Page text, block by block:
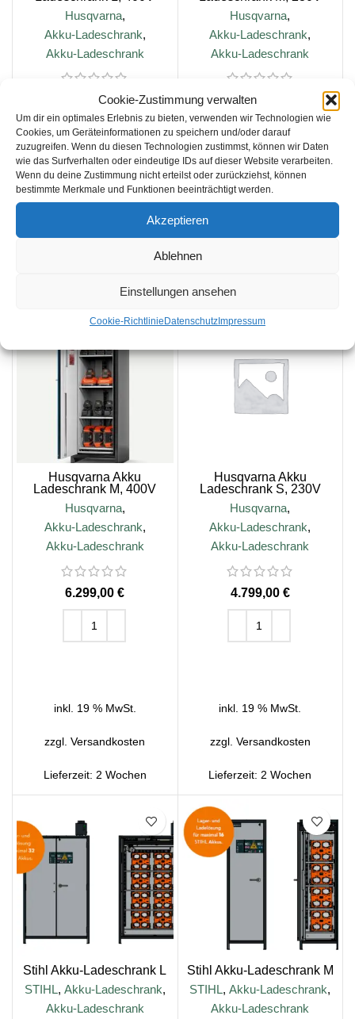
Cookie-Zustimmung verwalten
Um dir ein optimales Erlebnis zu bieten, verwenden wir Technologien wie
Cookies, um Geräteinformationen zu speichern und/oder darauf
zuzugreifen. Wenn du diesen Technologien zustimmst, können wir Daten
wie das Surfverhalten oder eindeutige IDs auf dieser Website verarbeiten.
Wenn du deine Zustimmung nicht erteilst oder zurückziehst, können
bestimmte Merkmale und Funktionen beeinträchtigt werden.
Akzeptieren
Ablehnen
Einstellungen ansehen
Cookie-Richtlinie Datenschutz Impressum
Husqvarna,
Akku-Ladeschrank,
Akku-Ladeschrank
€
IN DEN WARENKORB
Husqvarna,
Akku-Ladeschrank,
Akku-Ladeschrank
IN DEN WARENKORB
Husqvarna Akku
Ladeschrank M, 400V
Husqvarna,
Akku-Ladeschrank,
Akku-Ladeschrank
€
inkl. 19 % MwSt.
zzgl.Versandkosten
Lieferzeit: 2 Wochen
Husqvarna Akku
Ladeschrank S, 230V
Husqvarna,
Akku-Ladeschrank,
Akku-Ladeschrank
€
inkl. 19 % MwSt.
zzgl. Versandkosten
Lieferzeit:2 Wochen
Stihl Akku-Ladeschrank L
STIHL, Akku-Ladeschrank,
Akku-Ladeschrank
Stihl Akku-Ladeschrank M
STIHL,Akku-Ladeschrank,
Akku-Ladeschrank